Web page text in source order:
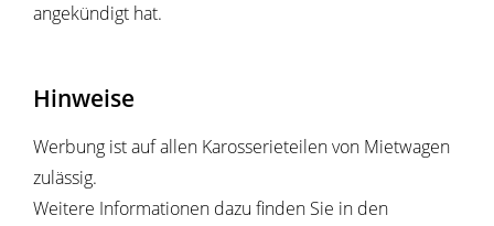
angekündigt hat.
Hinweise
Werbung ist auf allen Karosserieteilen von Mietwagen
zulässig.
Weitere Informationen dazu finden Sie in den